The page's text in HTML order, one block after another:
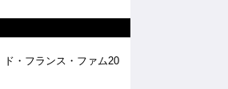
ド・フランス・ファム20